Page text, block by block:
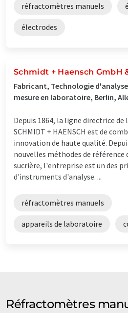
réfractomètres manuels
électrodes
Schmidt + Haensch GmbH
Fabricant, Technologie
mesure en laboratoire, Berlin,
Depuis 1864, la ligne directrice
SCHMIDT + HAENSCH est de
innovation de haute qualité.
nouvelles méthodes de référence
sucrière, l'entreprise est un des
d'instruments d'analyse. ...
réfractomètres manuels
appareils de laboratoire
Réfractomètres